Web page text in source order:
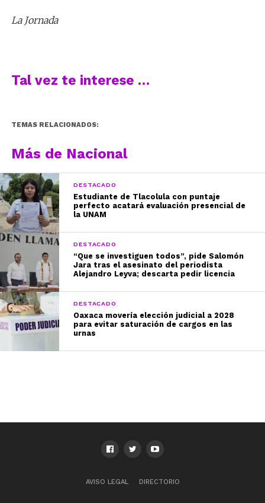
La Jornada
Tal vez te interese …
TEMAS RELACIONADOS:
Más de Nacional
DESTACADO
Estudiante de Tlacolula con puntaje
perfecto acatará evaluación presencial de
la UNAM
DESTACADO
“Que se investiguen todos”, pide Salomón
Jara tras el asesinato del periodista
Alejandro Leyva; descarta pedir licencia
DESTACADO
Oaxaca movería elección judicial a 2028
para evitar saturación de cargos en las
urnas
AVISO LEGAL DIRECTORIO